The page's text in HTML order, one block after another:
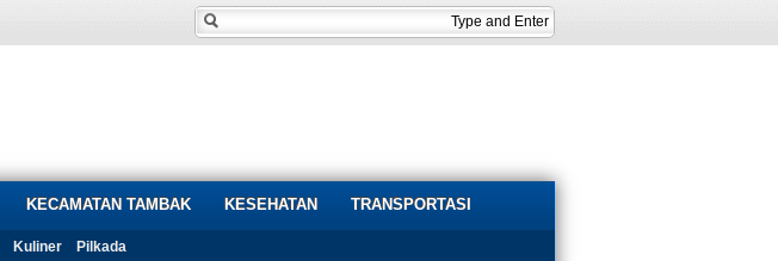
KECAMATAN TAMBAK KESEHATAN TRANSPORTASI
Kuliner Pilkada